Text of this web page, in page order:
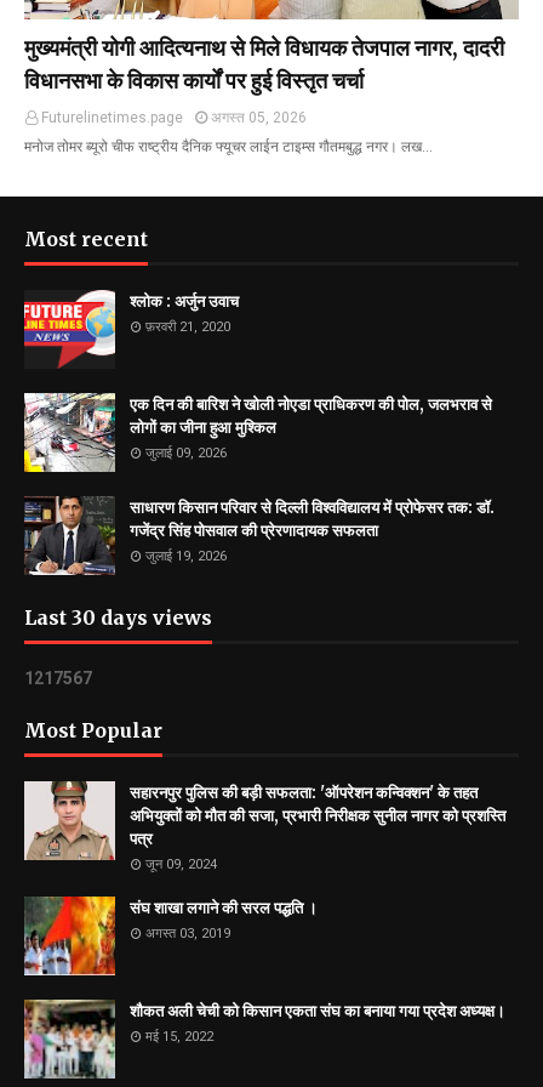
मुख्यमंत्री योगी आदित्यनाथ से मिले विधायक तेजपाल नागर, दादरी
विधानसभा के विकास कार्यों पर हुई विस्तृत चर्चा
Futurelinetimes.page
अगस्त 05, 2026
मनोज तोमर ब्यूरो चीफ राष्ट्रीय दैनिक फ्यूचर लाईन टाइम्स गौतमबुद्ध नगर। लख…
Most recent
श्लोक : अर्जुन उवाच
फ़रवरी 21, 2020
एक दिन की बारिश ने खोली नोएडा प्राधिकरण की पोल, जलभराव से
लोगों का जीना हुआ मुश्किल
जुलाई 09, 2026
साधारण किसान परिवार से दिल्ली विश्वविद्यालय में प्रोफेसर तक: डॉ.
गजेंद्र सिंह पोसवाल की प्रेरणादायक सफलता
जुलाई 19, 2026
Last 30 days views
1 21 7567
Most Popular
सहारनपुर पुलिस की बड़ी सफलता: 'ऑपरेशन कन्विक्शन' के तहत
अभियुक्तों को मौत की सजा, प्रभारी निरीक्षक सुनील नागर को प्रशस्ति
पत्र
जून 09, 2024
संघ शाखा लगाने की सरल पद्धति ।
अगस्त 03, 2019
शौकत अली चेची को किसान एकता संघ का बनाया गया प्रदेश अध्यक्ष।
मई 15, 2022